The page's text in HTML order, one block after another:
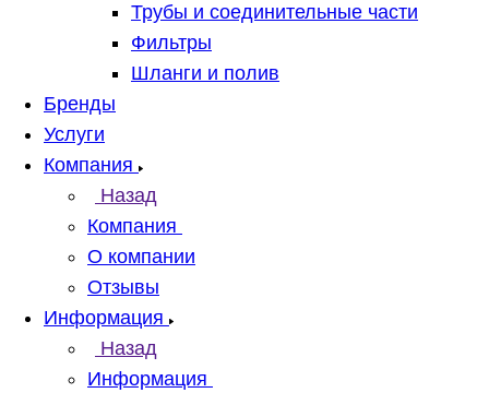
Трубы и соединительные части
Фильтры
Шланги и полив
Бренды
Услуги
Компания
Назад
Компания
О компании
Отзывы
Информация
Назад
Информация